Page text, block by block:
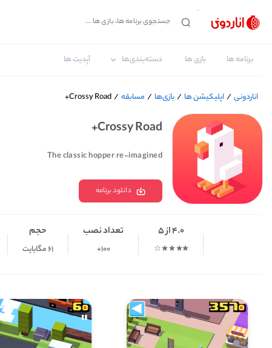
برنامه ها بازی ها دسته‌بندی‌ها آپدیت ها
اناردونی / اپلیکیشن ها /بازی‌ها / مسابقه /
Crossy Road+
Crossy Road+
The classic hopper re-imagined
دانلود برنامه
4.0 از 5 تعداد نصب
100+
حجم
61 مگابایت